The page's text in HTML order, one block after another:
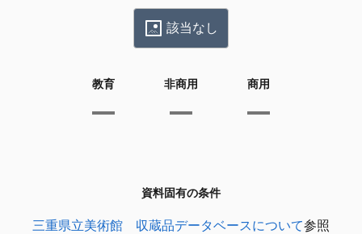
該当なし
教育 非商用 商用
資料固有の条件
三重県立美術館 収蔵品データベースについて参照